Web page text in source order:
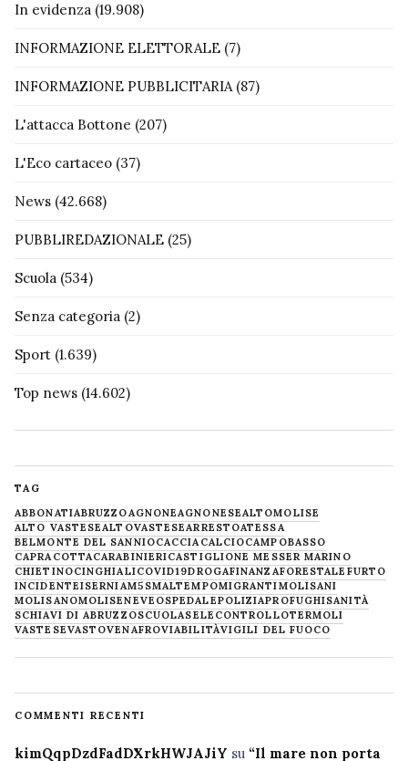
In evidenza (19.908)
INFORMAZIONE ELETTORALE (7)
INFORMAZIONE PUBBLICITARIA(87)
L'attacca Bottone (207)
L'Eco cartaceo (37)
News (42.668)
PUBBLIREDAZIONALE (25)
Scuola (534)
Senza categoria (2)
Sport (1.639)
Top news (14.602)
TAG
ABBONATIABRUZZOAGNONEAGNONESEALTOMOLISE
ALTO VASTESEALTOVASTESEARRESTOATESSA
BELMONTE DEL SANNIOCACCIACALCIOCAMPOBASSO
CAPRACOTTACARABINIERICASTIGLIONE MESSER MARINO
CHIETINOCINGHIALICOVID19DROGAFINANZAFORESTALE FURTO
INCIDENTEISERNIAM5SMALTEMPOMIGRANTIMOLISANI
MOLISANOMOLISENEVE OSPEDALEPOLIZIAPROFUGHISANITÀ
SCHIAVI DI ABRUZZOSCUOLASELECONTROLLOTERMOLI
VASTESEVASTOVENAFROVIABILITÀVIGILI DEL FUOCO
COMMENTI RECENTI
kimQqpDzdFadDXrkHWJAJiY su “Il mare non porta